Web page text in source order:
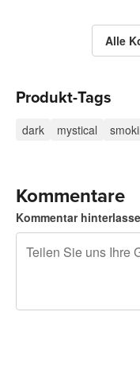
Alle
Produkt-Tags
dark mystical
Kommentare
Kommentar